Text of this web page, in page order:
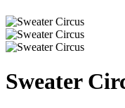
Sweater